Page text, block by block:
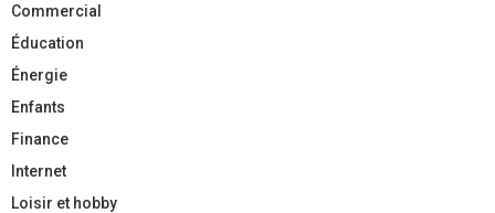
Commercial
Éducation
Énergie
Enfants
Finance
Internet
Loisir et hobby